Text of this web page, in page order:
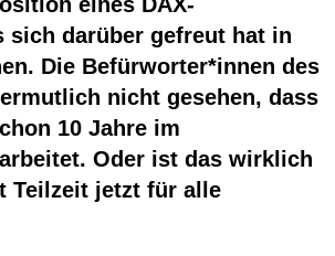
sich darüber gefreut hat in
Die Befürworter*innen des
nicht gesehen, dass
10 Jahre im
Oder ist das wirklich
Teilzeit jetzt für alle